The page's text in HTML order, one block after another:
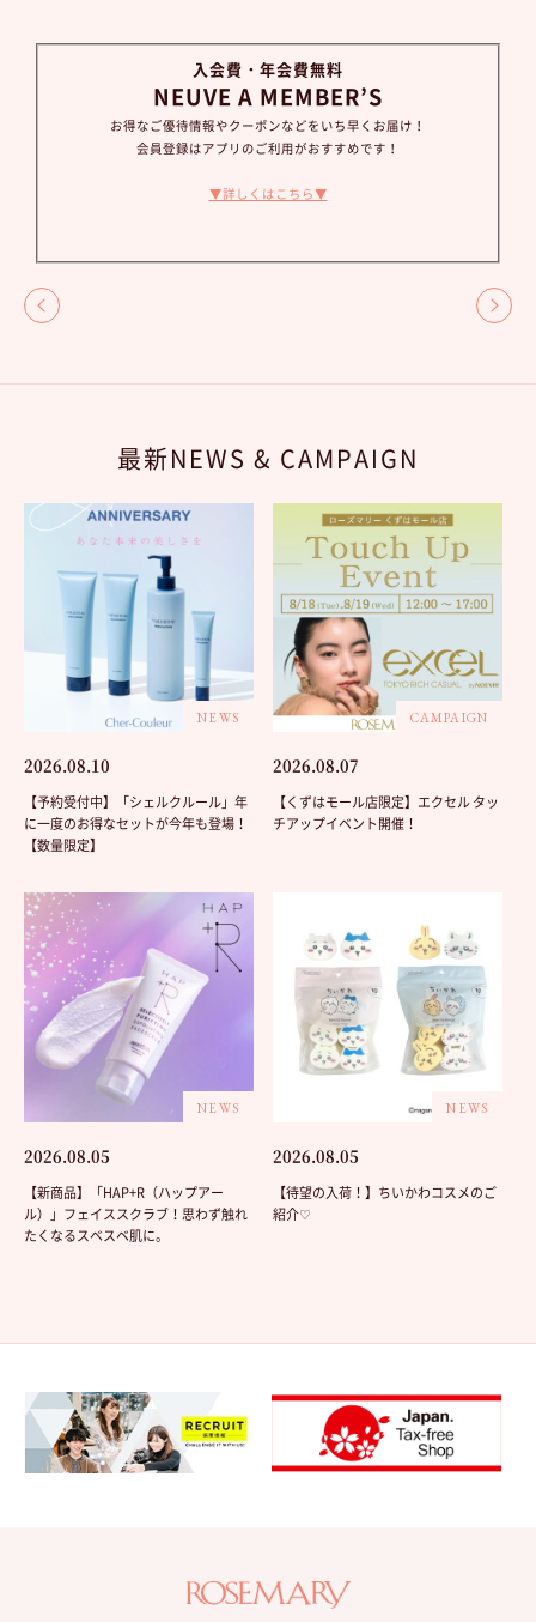
入会費・年会費無料
NEUVE A MEMBER’S
お得なご優待情報やクーポンなどをいち早くお届け！
会員登録はアプリのご利用がおすすめです！
▼詳しくはこちら▼
最新NEWS & CAMPAIGN
NEWS
2026.08.10
【予約受付中】「シェルクルール」年
に一度のお得なセットが今年も登場！
【数量限定】
CAMPAIGN
2026.08.07
【くずはモール店限定】エクセル タッ
チアップイベント開催！
NEWS
2026.08.05
【新商品】「HAP+R（ハップアー
ル）」フェイススクラブ！思わず触れ
たくなるスベスベ肌に。
NEWS
2026.08.05
【待望の入荷！】ちいかわコスメのご
紹介♡